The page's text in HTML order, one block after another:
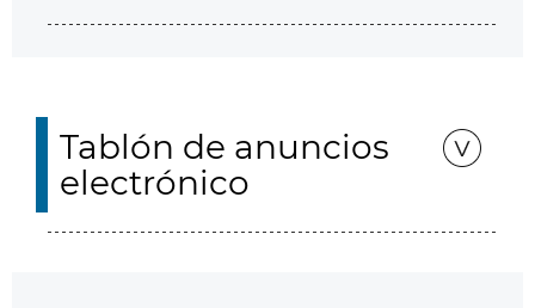
Tablón de anuncios
electrónico